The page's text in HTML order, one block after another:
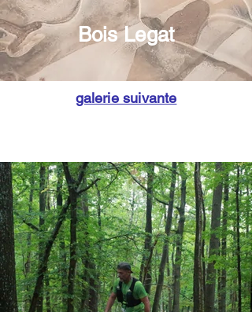
Bois Legat
galerie suivante